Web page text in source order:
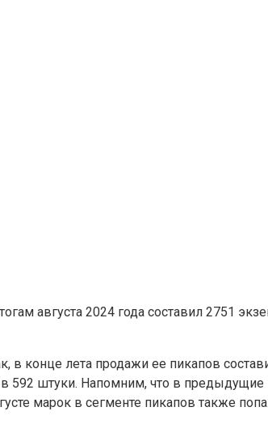
августа 2024 года составил 2751
в конце лета продажи ее пикапов
в 592 штуки. Напомним, что в
марок в сегменте пикапов также